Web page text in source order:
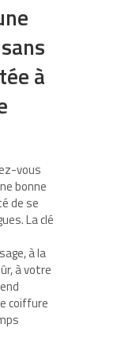
à
vous
bonne
de se
La clé
à la
à votre
coiffure